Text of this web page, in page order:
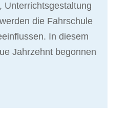
Unterrichtsgestaltung
die Fahrschule
In diesem
Jahrzehnt begonnen